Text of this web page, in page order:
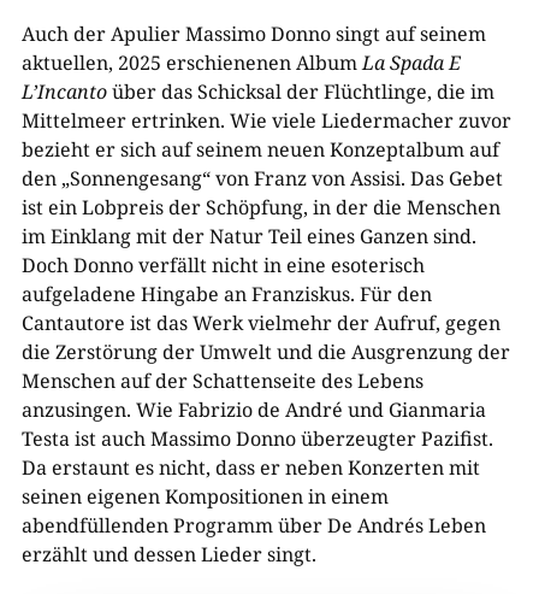
Auch der Apulier Massimo Donno singt auf seinem
aktuellen, 2025 erschienenen AlbumLa Spada E
L’Incantoüber das Schicksal der Flüchtlinge, die im
Mittelmeer ertrinken. Wie viele Liedermacher zuvor
bezieht er sich auf seinem neuen Konzeptalbum auf
den „Sonnengesang“ von Franz von Assisi. Das Gebet
ist ein Lobpreis der Schöpfung, in der die Menschen
im Einklang mit der Natur Teil eines Ganzen sind.
Doch Donno verfällt nicht in eine esoterisch
aufgeladene Hingabe an Franziskus. Für den
Cantautore ist das Werk vielmehr der Aufruf, gegen
die Zerstörung der Umwelt und die Ausgrenzung der
Menschen auf der Schattenseite des Lebens
anzusingen. Wie Fabrizio de André und Gianmaria
Testa ist auch Massimo Donno überzeugter Pazifist.
Da erstaunt es nicht, dass er neben Konzerten mit
seinen eigenen Kompositionen in einem
abendfüllenden Programm über De Andrés Leben
erzählt und dessen Lieder singt.